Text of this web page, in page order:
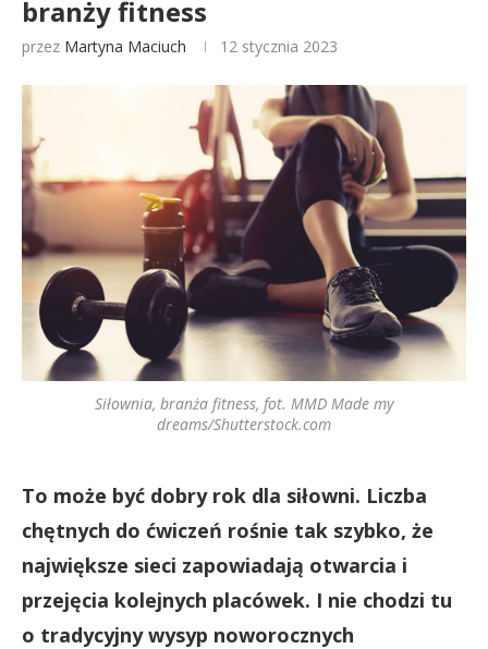
branży fitness
przez Martyna Maciuch 12 stycznia 2023
Siłownia, branża fitness, fot. MMD Made my
dreams/Shutterstock.com
To może być dobry rok dla siłowni. Liczba
chętnych do ćwiczeń rośnie tak szybko, że
największe sieci zapowiadają otwarcia i
przejęcia kolejnych placówek. I nie chodzi tu
o tradycyjny wysyp noworocznych